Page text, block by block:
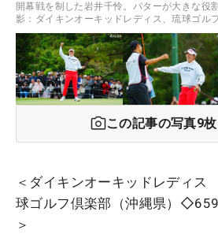
開幕戦を制した岩井千怜。パターが大きな役
影：ダイキンオーキッドレディス、琉球ゴル
この記事の写真9
＜ダイキンオーキッドレディ
球ゴルフ倶楽部（沖縄県）
＞